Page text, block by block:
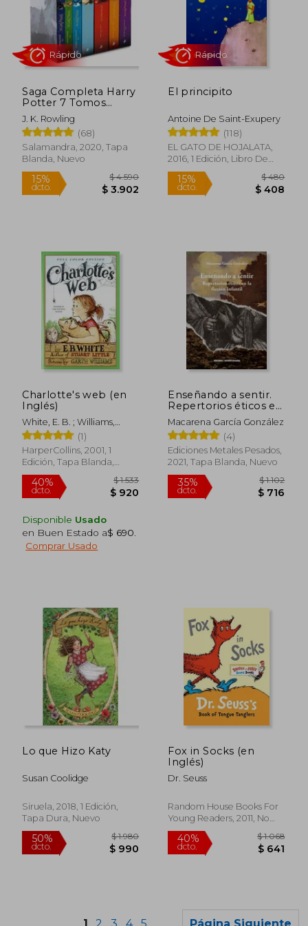
15%
dcto.
$ 1.150
$ 978
15%
dcto.
50%
dcto.
50%
dcto.
35%
dcto.
15%
dcto.
Saga Completa Harry
Potter 7 Tomos
Estuche
J. K. Rowling
(68)
Salamandra, 2020, Tapa
Blanda, Nuevo
El principito
Antoine De Saint-Exupery
(118)
EL GATO DE HOJALATA,
2016, 1 Edición, Libro De
Cartón, Nuevo
Charlotte's web (en
Inglés)
White, E. B. ; Williams,
Garth ; Wells, Rosemary
(1)
HarperCollins, 2001, 1
Edición, Tapa Blanda,
Nuevo
Disponible Usado
en Buen Estado a$ 690
Comprar Usado
Enseñando a sentir.
Repertorios éticos en
la ficción infantil
Macarena García González
(4)
Ediciones Metales Pesados,
2021, Tapa Blanda, Nuevo
Lo que Hizo Katy
Susan Coolidge
Siruela, 2018, 1 Edición,
Tapa Dura, Nuevo
Fox in Socks (en
Inglés)
Dr. Seuss
Random House Books For
Young Readers, 2011, No
Edición, Libro De Cartón,
Nuevo
1 2 3 4 5 Página Siguiente